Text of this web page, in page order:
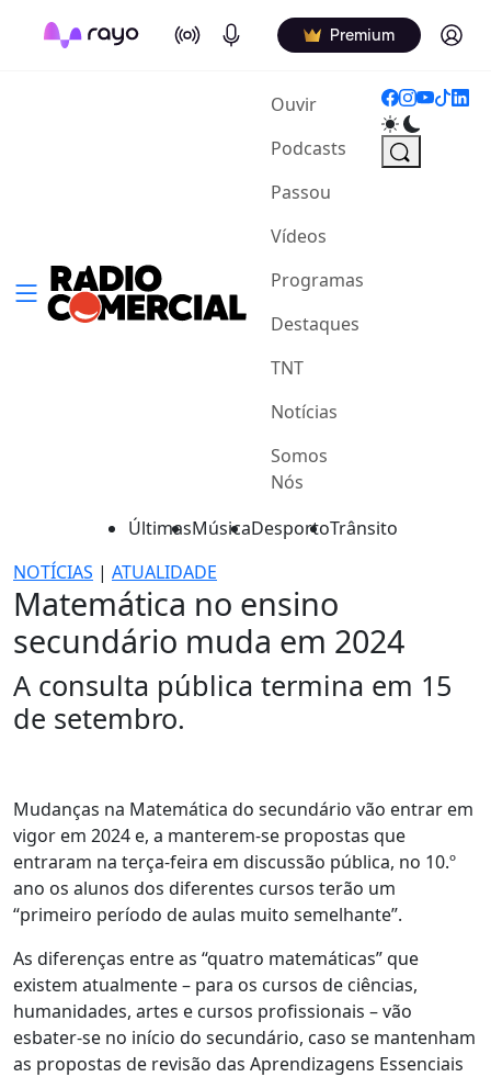
On Air Podcasts Premium Log in
Ouvir(current)
Podcasts
Passou
Vídeos
Programas
Destaques
TNT
Notícias
Somos
Nós
ÚltimasMúsicaDesportoTrânsito
NOTÍCIAS | ATUALIDADE
Matemática no ensino
secundário muda em 2024
A consulta pública termina em 15
de setembro.
Mudanças na Matemática do secundário vão entrar em
vigor em 2024 e, a manterem-se propostas que
entraram na terça-feira em discussão pública, no 10.º
ano os alunos dos diferentes cursos terão um
“primeiro período de aulas muito semelhante”.
As diferenças entre as “quatro matemáticas” que
existem atualmente – para os cursos de ciências,
humanidades, artes e cursos profissionais – vão
esbater-se no início do secundário, caso se mantenham
as propostas de revisão das Aprendizagens Essenciais